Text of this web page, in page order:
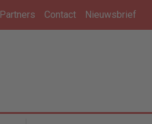
Partners Contact Nieuwsbrief